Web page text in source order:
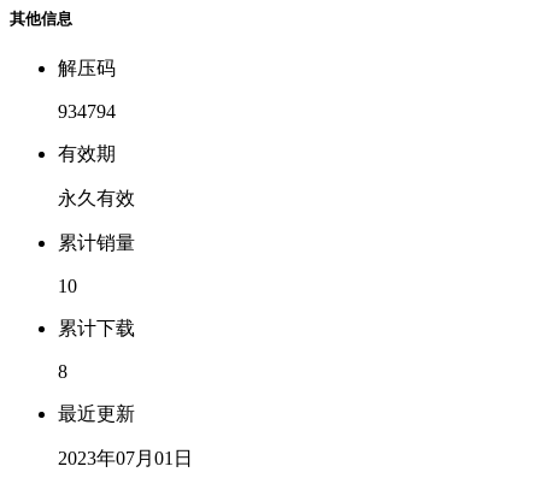
其他信息
解压码
934794
有效期
永久有效
累计销量
10
累计下载
8
最近更新
2023年07月01日